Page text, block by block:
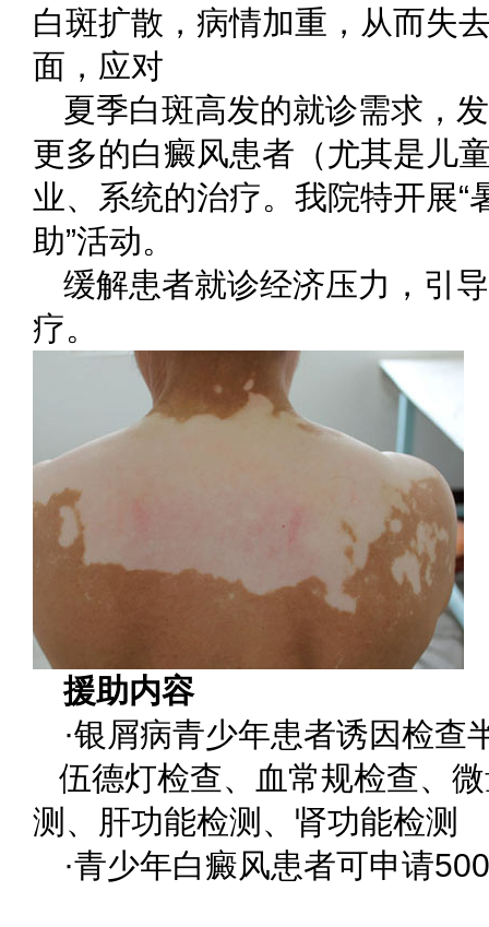
白斑扩散，病情加重，从而失
面，应对
夏季白斑高发的就诊需求，
更多的白癜风患者（尤其是儿
业、系统的治疗。我院特开展
助”活动。
缓解患者就诊经济压力，引
疗。
援助内容
·银屑病青少年患者诱因检查
伍德灯检查、血常规检查、
测、肝功能检测、肾功能检测
·青少年白癜风患者可申请